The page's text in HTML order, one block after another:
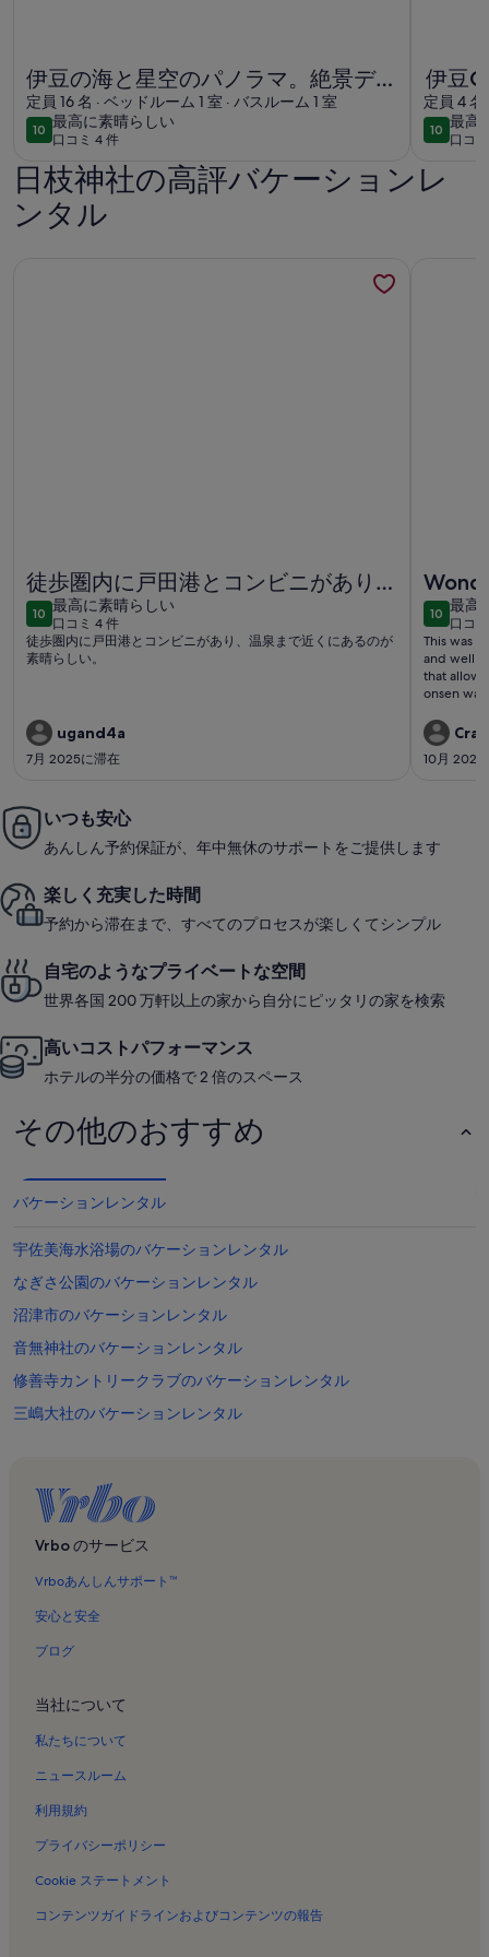
伊豆の海と星空のパノラマ。絶景デッキでBBQや露天風呂
伊豆の海と星空のパノラマ。絶景デッ
キでBBQや露天風呂。
定員 16 名 · ベッドルーム 1 室 · バスルーム 1 室
1010段階中10
最高に素晴らしい
最
高
に
素
晴
口コミ 4 件
(口
コ
ミ
4
伊豆
伊豆
海と
素敵
定員 4 名
1010段階
最高
最
高
口コ
(口
日枝神社の高評バケーションレ
ンタル
家の窓から釣りができる古民家一棟貸しの宿。戸田湾徒歩
徒歩圏内に戸田港とコンビニがあり、
温泉まで近くにあるのが素晴らしい
1010段階中10
最高に素晴らしい
最
高
に
ら
し
口コミ 4 件
(口
コ
件)
徒歩圏内に戸田港とコンビニがあり、温泉まで近くにあるのが
素晴らしい。
ugand4a
7月 2025に滞在
家の窓から釣りができる古民家一棟貸しの宿。戸田湾徒歩
1010段階
最高
最
高
に
素
晴
ら
し
口コ
(口
コ
ミ
4
件)
This was
and well
that
onsen was
cafe that
very tasty and
and
10月 2024
いつも安心
あんしん予約保証が、年中無休のサポートをご提供します
楽しく充実した時間
予約から滞在まで、すべてのプロセスが楽しくてシンプル
自宅のようなプライベートな空間
世界各国 200 万軒以上の家から自分にピッタリの家を検索
高いコストパフォーマンス
ホテルの半分の価格で 2 倍のスペース
その他のおすすめ
バケーションレンタル
宇佐美海水浴場のバケーションレンタル
なぎさ公園のバケーションレンタル
沼津市のバケーションレンタル
音無神社のバケーションレンタル
修善寺カントリークラブのバケーションレンタル
三嶋大社のバケーションレンタル
伊東オレンジ ビーチのバケーションレンタル
修善寺のバケーションレンタル
戸田幸四郎絵本美術館のバケーションレンタル
清水区のバケーションレンタル
ゴールド川奈カントリー クラブのバケーションレンタル
伊豆 三津シーパラダイスのバケーションレンタル
網代温泉のバケーションレンタル
伊東市のバケーションレンタル
らららサンビーチのバケーションレンタル
土肥海岸のバケーションレンタル
伊豆市のバケーションレンタル
熱海市のバケーションレンタル
Vrbo のサービス
Vrboあんしんサポート™
安心と安全
ブログ
当社について
私たちについて
ニュースルーム
利用規約
プライバシーポリシー
Cookie ステートメント
コンテンツガイドラインおよびコンテンツの報告